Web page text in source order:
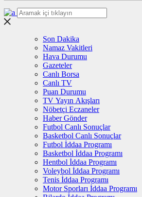
Son Dakika
Namaz Vakitleri
Hava Durumu
Gazeteler
Canlı Borsa
Canlı TV
Puan Durumu
TV Yayın Akışları
Nöbetçi Eczaneler
Haber Gönder
Futbol Canlı Sonuçlar
Basketbol Canlı Sonuçlar
Futbol İddaa Programı
Basketbol İddaa Programı
Hentbol İddaa Programı
Voleybol İddaa Programı
Tenis İddaa Programı
Motor Sporları İddaa Programı